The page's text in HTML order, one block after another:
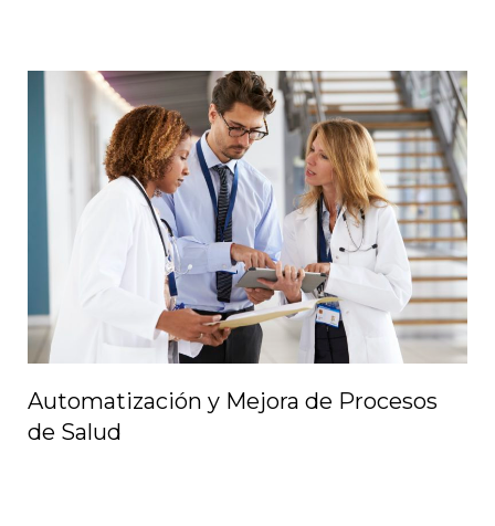
Automatización y Mejora de Procesos
de Salud